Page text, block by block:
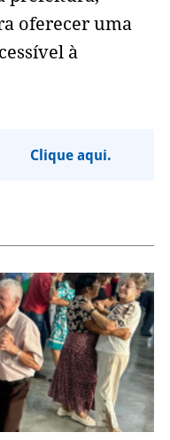
oferecer uma
à
Clique aqui.